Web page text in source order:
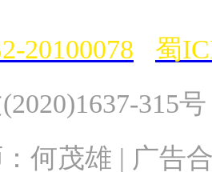
20100078
蜀
315
何茂雄 | 广告